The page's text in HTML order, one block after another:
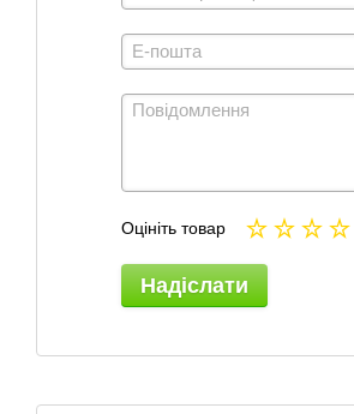
Оцініть товар
Надіслати